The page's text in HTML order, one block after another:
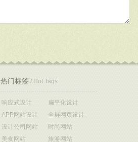
热门标签 / Hot Tags
响应式设计
扁平化设计
APP网站设计
全屏网页设计
设计公司网站
时尚网站
美食网站
旅游网站